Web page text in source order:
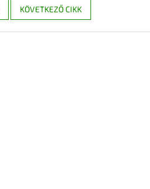
KÖVETKEZŐ CIKK